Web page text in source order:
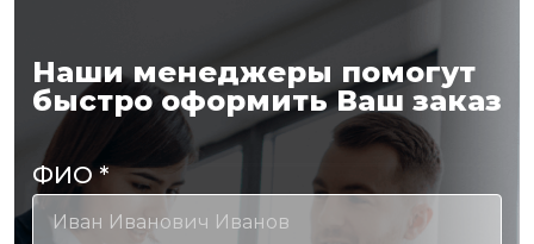
Наши менеджеры помогут
быстро оформить Ваш заказ
ФИО*